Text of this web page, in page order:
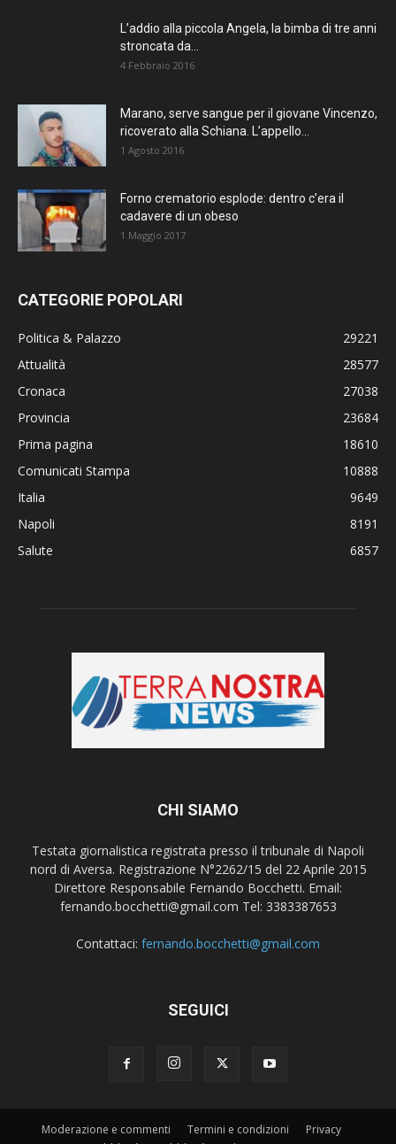
L’addio alla piccola Angela, la bimba di tre anni
stroncata da...
4 Febbraio 2016
Marano, serve sangue per il giovane Vincenzo,
ricoverato alla Schiana. L’appello...
1 Agosto 2016
Forno crematorio esplode: dentro c’era il
cadavere di un obeso
1 Maggio 2017
CATEGORIE POPOLARI
Politica & Palazzo
29221
Attualità
28577
Cronaca
27038
Provincia
23684
Prima pagina
18610
Comunicati Stampa
10888
Italia
9649
Napoli
8191
Salute
6857
CHI SIAMO
Testata giornalistica registrata presso il tribunale di Napoli
nord di Aversa. Registrazione N°2262/15 del 22 Aprile 2015
Direttore Responsabile Fernando Bocchetti. Email:
fernando.bocchetti@gmail.com Tel: 3383387653
Contattaci: fernando.bocchetti@gmail.com
SEGUICI
Moderazione e commenti Termini e condizioni
Privacy